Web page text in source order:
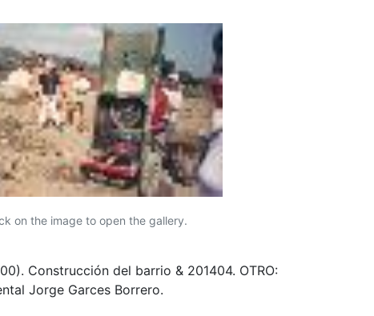
on the image to open the gallery.
Construcción del barrio & 201404. OTRO:
Jorge Garces Borrero.